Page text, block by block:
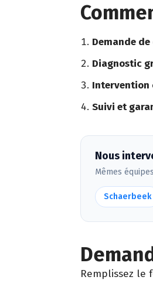
Demande
Diagnostic
Intervention
Suivi et
Nous
Mêmes
Schaerbeek
Remplissez le